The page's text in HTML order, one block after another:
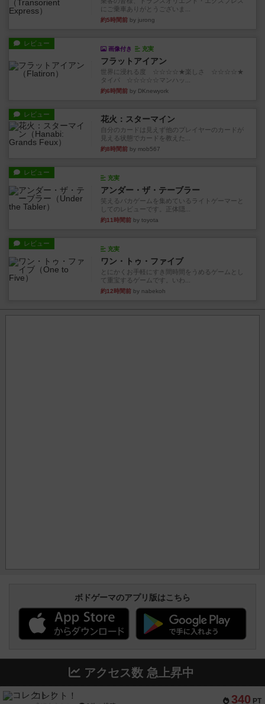
にご乗車ありがとうございま...
約5時間前 by jurong
レビュー
画像付き 充実
フラットアイアン
世界に浸れる度 ☆☆☆☆★楽しさ ☆☆☆☆★
タイパ ☆☆☆☆☆マンハッ...
約6時間前 by DKnewyork
レビュー 花火：スターマイン
自分のカードは見えず他のプレイヤーのカードが
見える状態でカードを教えた...
約8時間前 by mob567
レビュー
充実
アンダー・ザ・テーブラー
笑えるバカゲームを集めているライトゲーマーと
してのレビューです。正体隠...
約11時間前 by toyota
レビュー
充実
ワン・トゥ・ファイブ
とにかくお手軽にすき間時間をうめるゲームとし
て重宝するゲームです。いわ...
約12時間前 by nabekoh
ボドゲーマのアプリ版はこちら
アクセス数 急上昇中
340 PT
コレクト！